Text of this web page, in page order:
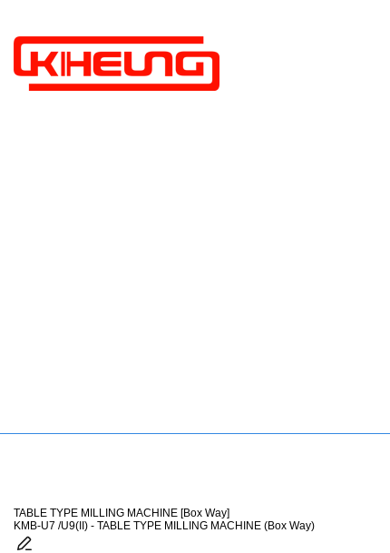
TABLE TYPE MILLING MACHINE [Box Way]
KMB-U7 /U9(II) - TABLE TYPE MILLING MACHINE (Box Way)